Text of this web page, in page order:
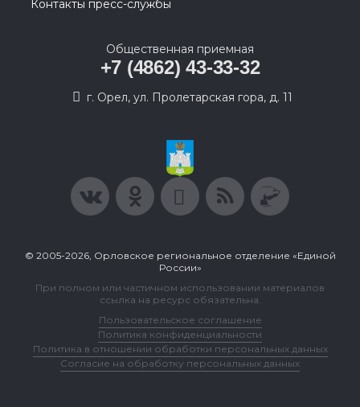
Контакты пресс-службы
Общественная приемная
+7 (4862) 43-33-32
г. Орел, ул. Пролетарская гора, д. 11
© 2005-2026, Орловское региональное отделение «Единой
России»
При полном или частичном использовании материалов
ссылка на ресурс обязательна.
Пользовательское соглашение
Политика конфиденциальности
Политика в отношении обработки персональных данных
Согласие на обработку персональных данных